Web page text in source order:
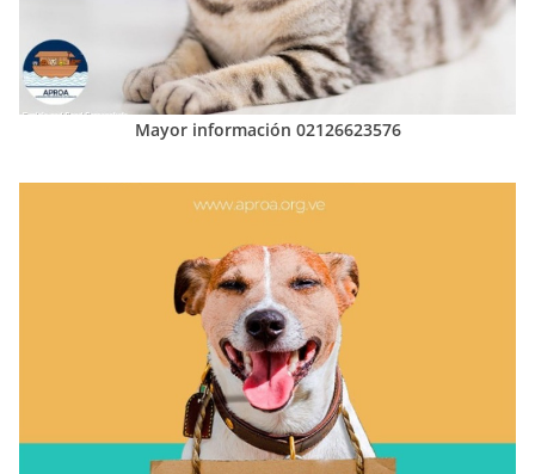
Mayor información 02126623576